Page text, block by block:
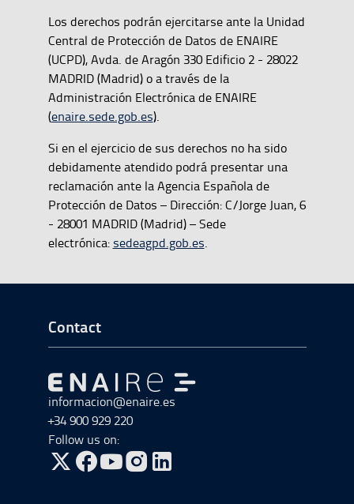
Los derechos podrán ejercitarse ante la Unidad
Central de Protección de Datos de ENAIRE
(UCPD), Avda. de Aragón 330 Edificio 2 - 28022
MADRID (Madrid) o a través de la
Administración Electrónica de ENAIRE
(enaire.sede.gob.es).
Si en el ejercicio de sus derechos no ha sido
debidamente atendido podrá presentar una
reclamación ante la Agencia Española de
Protección de Datos – Dirección: C/Jorge Juan, 6
- 28001 MADRID (Madrid) – Sede
electrónica: sedeagpd.gob.es.
Go to Footer Start
Contact
Go to Go to home
informacion@enaire.es
+34 900 929 220
Follow us on:
Go to Twitter, open in a new window.
Go to Facebook, open in a new window.
Go to YouTube, open in a new window.
Go to Instagram, open in a new window.